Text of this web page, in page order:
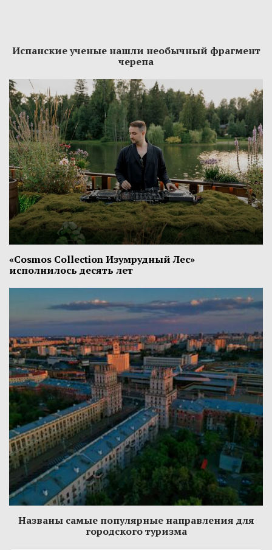
Испанские ученые нашли необычный фрагмент
черепа
«Cosmos Collection Изумрудный Лес»
исполнилось десять лет
Названы самые популярные направления для
городского туризма